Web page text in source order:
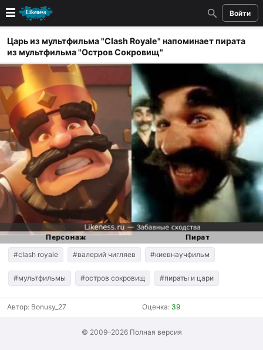
Войти
Новые
Лучшие
Голосование
Кандидаты
Случайное сходство 👍
Создать сходство
Для публикации необходима авторизация
Поиск
Царь из мультфильма "Clash Royale" напоминает пирата
из мультфильма "Остров Сокровищ"
#clash royale #валерий чигляев #киевнаучфильм
#мультфильмы #остров сокровищ #пираты и цари
Автор: Bonusy_27 Оценка: 39
© 2009–2026 Полная версия